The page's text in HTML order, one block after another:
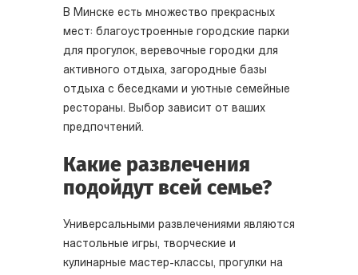
В Минске есть множество прекрасных
мест: благоустроенные городские парки
для прогулок, веревочные городки для
активного отдыха, загородные базы
отдыха с беседками и уютные семейные
рестораны. Выбор зависит от ваших
предпочтений.
Какие развлечения
подойдут всей семье?
Универсальными развлечениями являются
настольные игры, творческие и
кулинарные мастер-классы, прогулки на